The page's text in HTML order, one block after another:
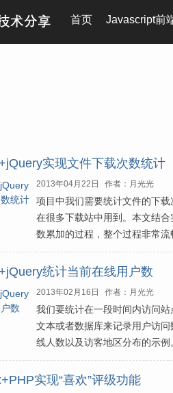
首页 Javascript前
实现文件下载次数统计
2013年04月22日 作者：月光光
项目中我们需要统计文件的下
在很多下载站中用到。本文结
数累加的过程，整个过程非常流
统计当前在线用户数
2013年02月16日 作者：月光光
我们要统计在一段时间内访问
文本或者数据库来记录用户访
线人数以及访客地区分布的示例
实现“喜欢”评级功能